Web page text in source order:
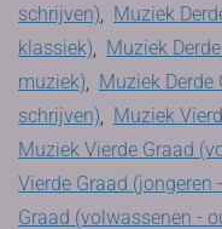
schrijven), Muziek
klassiek), Muziek
muziek), Muziek
schrijven), Muziek
Muziek Vierde Graad
Vierde Graad (jongeren
Graad (volwassenen -